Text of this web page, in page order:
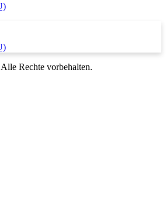
Rechte vorbehalten.